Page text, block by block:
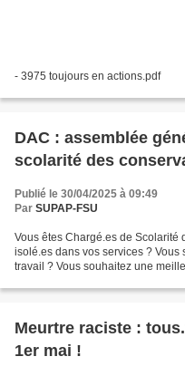
- 3975 toujours en actions.pdf
DAC : assemblée
scolarité des
Publié le 30/04/2025 à 09:49
Par SUPAP-FSU
Vous êtes Chargé.es de Scolarité
isolé.es dans vos services ?
travail ? Vous souhaitez une
Meurtre raciste :
1er mai !